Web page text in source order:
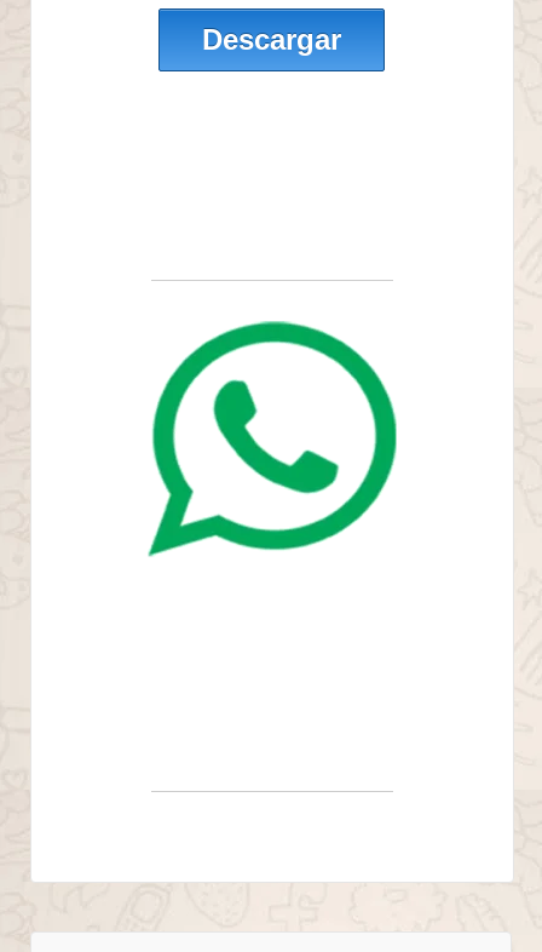
Descargar